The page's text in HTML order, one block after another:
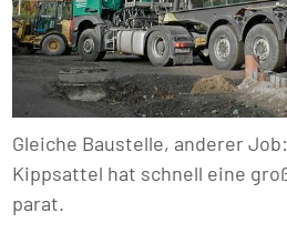
Gleiche Baustelle, anderer
Kippsattel hat schnell eine
parat.